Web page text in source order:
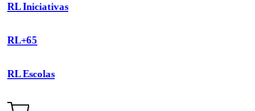
RL Iniciativas
RL+65
RL Escolas